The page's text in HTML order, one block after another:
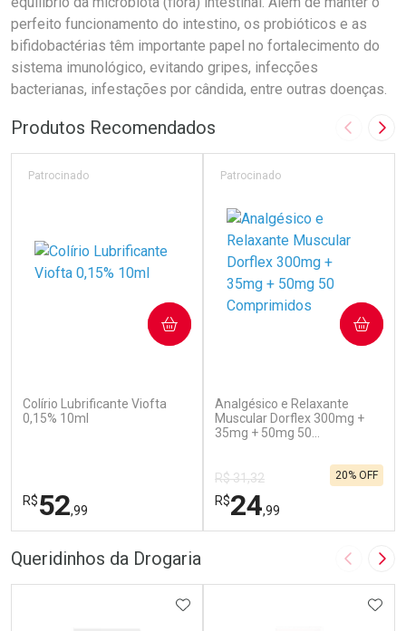
perfeito funcionamento do intestino, os probióticos e as
bifidobactérias têm importante papel no fortalecimento do
sistema imunológico, evitando gripes, infecções
bacterianas, infestações por cândida, entre outras doenças.
Produtos Recomendados Imagem
Colírio Lubrificante Viofta
0,15% 10ml
Patrocinado
R$52,99
COMPRAR
Analgésico e Relaxante
Muscular Dorflex 300mg +
35mg + 50mg 50
Patrocinado
R$ 31,32
R$24,99
20% OFF
COMPRAR
Queridinhos da Drogaria Imagem
ADICIONAR AOS FAVORITOS